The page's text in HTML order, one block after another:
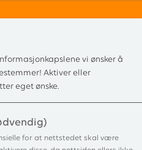
Exodraft / Exodraft Røksuger
RSV200
vi ønsker å
Aktiver eller
eget ønske.
for at nettstedet skal være